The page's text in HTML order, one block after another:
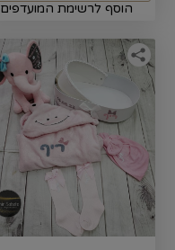
הוסף לרשימת המועדפים